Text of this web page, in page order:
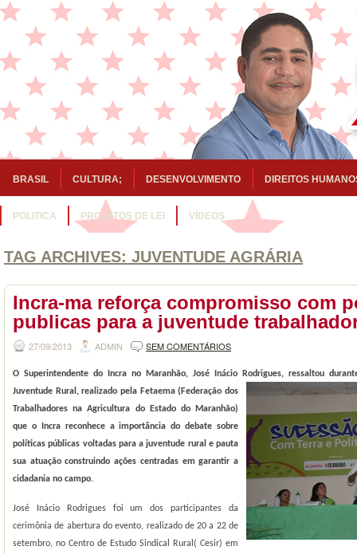
BRASIL CULTURA; DESENVOLVIMENTO DIREITOS
POLITICA PROJETOS DE LEI VÍDEOS
TAG ARCHIVES: JUVENTUDE AGRÁRIA
Incra-ma reforça compromisso com
27/09/2013 ADMIN SEM COMENTÁRIOS
O Superintendente do Incra no Maranhão, José Inácio Rodrigues, ressaltou
Juventude Rural, realizado pela Fetaema (Federação dos
Trabalhadores na Agricultura do Estado do Maranhão)
que o Incra reconhece a importância do debate sobre
políticas públicas voltadas para a juventude rural e pauta
sua atuação construindo ações centradas em garantir a
cidadania no campo.
José Inácio Rodrigues foi um dos participantes da
cerimônia de abertura do evento, realizado de 20 a 22 de
setembro, no Centro de Estudo Sindical Rural( Cesir) em